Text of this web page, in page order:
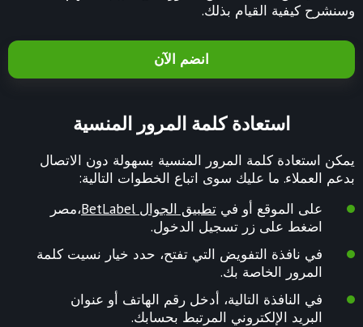
وسنشرح كيفية القيام بذلك.
انضم الآن
استعادة كلمة المرور المنسية
يمكن استعادة كلمة المرور المنسية بسهولة دون الاتصال
بدعم العملاء. ما عليك سوى اتباع الخطوات التالية:
على الموقع أو في تطبيق الجوال BetLabel
،مصر
اضغط على زر تسجيل الدخول.
في نافذة التفويض التي تفتح، حدد خيار نسيت كلمة
المرور الخاصة بك.
في النافذة التالية، أدخل رقم الهاتف أو عنوان
البريد الإلكتروني المرتبط بحسابك.